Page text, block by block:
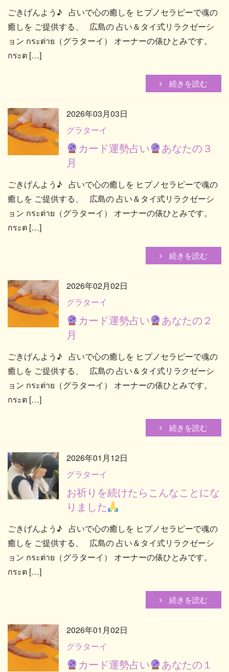
ごきげんよう♪ 占いで心の癒しを ヒプノセラピーで魂の
癒しを ご提供する、 広島の 占い＆タイ式リラクゼーシ
ョン กระต่าย（グラターイ） オーナーの俵ひとみです。
กระต […]
続きを読む
カード運勢占い
あなたの３
月
2026年03月03日
グラターイ
ごきげんよう♪ 占いで心の癒しを ヒプノセラピーで魂の
癒しを ご提供する、 広島の 占い＆タイ式リラクゼーシ
ョン กระต่าย（グラターイ） オーナーの俵ひとみです。
กระต […]
続きを読む
カード運勢占い
あなたの２
月
2026年02月02日
グラターイ
ごきげんよう♪ 占いで心の癒しを ヒプノセラピーで魂の
癒しを ご提供する、 広島の 占い＆タイ式リラクゼーシ
ョン กระต่าย（グラターイ） オーナーの俵ひとみです。
กระต […]
続きを読む
お祈りを続けたらこんなことにな
りました
2026年01月12日
グラターイ
ごきげんよう♪ 占いで心の癒しを ヒプノセラピーで魂の
癒しを ご提供する、 広島の 占い＆タイ式リラクゼーシ
ョン กระต่าย（グラターイ） オーナーの俵ひとみです。
กระต […]
続きを読む
カード運勢占い
あなたの１
2026年01月02日
グラターイ